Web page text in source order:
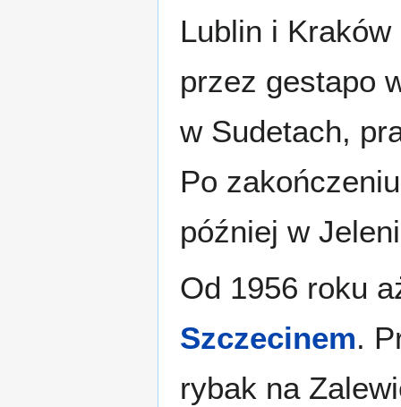
Lublin i Kraków
przez gestapo
w Sudetach,
Po
później w
Od 1956 roku
Szczecinem.
rybak na